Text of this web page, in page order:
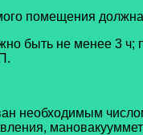
помещения
быть не менее 3
необходимым